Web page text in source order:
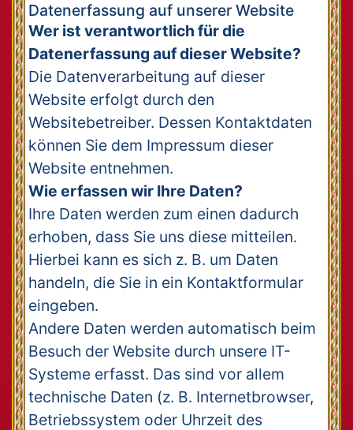
Datenerfassung auf unserer Website
Wer ist verantwortlich für die
Datenerfassung auf dieser Website?
Die Datenverarbeitung auf dieser
Website erfolgt durch den
Websitebetreiber. Dessen Kontaktdaten
können Sie dem Impressum dieser
Website entnehmen.
Wie erfassen wir Ihre Daten?
Ihre Daten werden zum einen dadurch
erhoben, dass Sie uns diese mitteilen.
Hierbei kann es sich z. B. um Daten
handeln, die Sie in ein Kontaktformular
eingeben.
Andere Daten werden automatisch beim
Besuch der Website durch unsere IT-
Systeme erfasst. Das sind vor allem
technische Daten (z. B. Internetbrowser,
Betriebssystem oder Uhrzeit des